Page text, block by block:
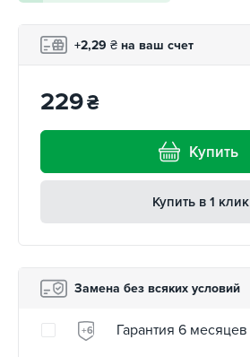
+2,29 ₴ на ваш счет
229₴
Купить
Купить в 1 клик
Замена без всяких условий
+6 Гарантия 6 месяцев